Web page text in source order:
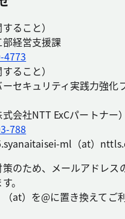
ること）
経営支援課
4773
ること）
セキュリティ実践力強化
会社NTT ExCパートナー）
788
ml（at）
のため、メールアドレス
。
at）を@に置き換えてご